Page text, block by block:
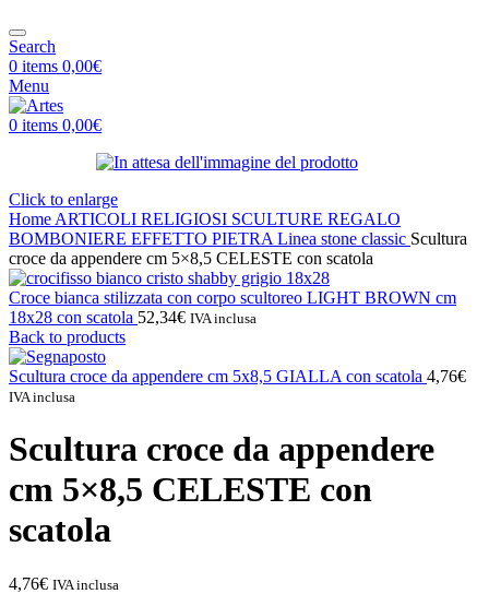
Search
0 items 0,00€
Menu
0 items 0,00€
Click to enlarge
Home ARTICOLI RELIGIOSI SCULTURE REGALO
BOMBONIERE EFFETTO PIETRA Linea stone classic Scultura
croce da appendere cm 5×8,5 CELESTE con scatola
Croce bianca stilizzata con corpo scultoreo LIGHT BROWN cm
18x28 con scatola 52,34€ IVA inclusa
Back to products
Scultura croce da appendere cm 5x8,5 GIALLA con scatola 4,76€
IVA inclusa
Scultura croce da appendere
cm 5×8,5 CELESTE con
scatola
4,76€ IVA inclusa